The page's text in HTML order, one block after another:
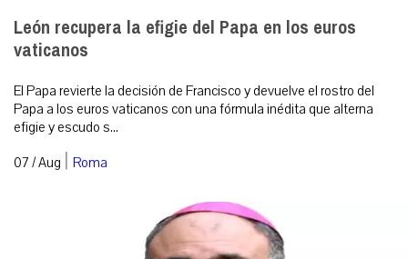
León recupera la efigie del Papa en los euros
vaticanos
El Papa revierte la decisión de Francisco y devuelve el rostro del
Papa a los euros vaticanos con una fórmula inédita que alterna
efigie y escudo s...
07 / Aug | Roma